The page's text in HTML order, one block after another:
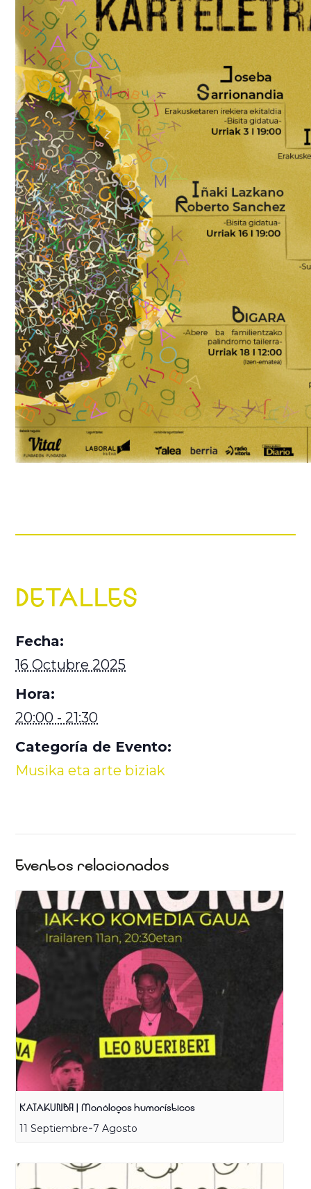
DETALLES
Fecha:
16 Octubre 2025
Hora:
20:00 - 21:30
Categoría de Evento:
Musika eta arte biziak
Eventos relacionados
KATAKUNBA | Monólogos humorísticos
11 Septiembre-7 Agosto